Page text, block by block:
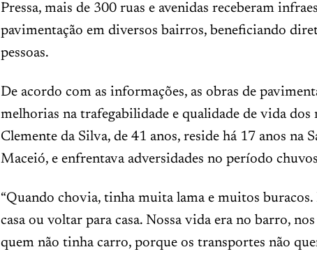
Pressa, mais de 300 ruas e avenidas receberam
pavimentação em diversos bairros, beneficiando
pessoas.
De acordo com as informações, as obras de
melhorias na trafegabilidade e qualidade de vida
Clemente da Silva, de 41 anos, reside há 17 anos na
Maceió, e enfrentava adversidades no período
“Quando chovia, tinha muita lama e muitos
casa ou voltar para casa. Nossa vida era no barro,
quem não tinha carro, porque os transportes não